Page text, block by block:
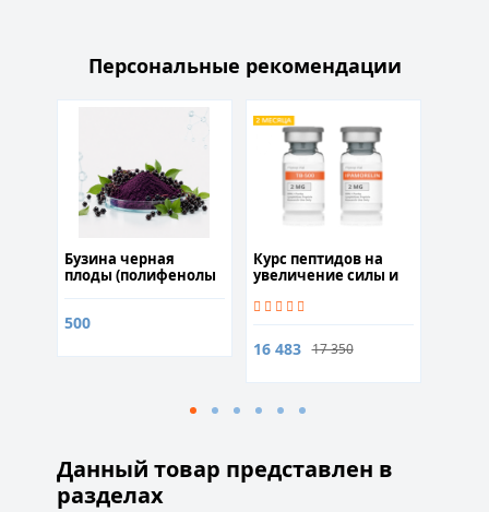
Персональные рекомендации
Бузина черная
плоды (полифенолы
500
Курс пептидов на
увеличение силы и
защитой суставов 2
месяца
16 483 17 350
Данный товар представлен в
разделах